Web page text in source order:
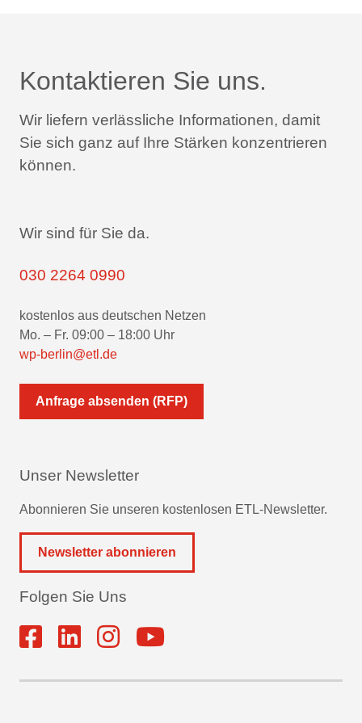
Kontaktieren Sie uns.
Wir liefern verlässliche Informationen, damit
Sie sich ganz auf Ihre Stärken konzentrieren
können.
Wir sind für Sie da.
030 2264 0990
kostenlos aus deutschen Netzen
Mo. – Fr. 09:00 – 18:00 Uhr
wp-berlin@etl.de
Anfrage absenden (RFP)
Unser Newsletter
Abonnieren Sie unseren kostenlosen ETL-Newsletter.
Newsletter abonnieren
Folgen Sie Uns